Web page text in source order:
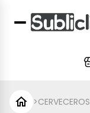
>CERVECEROS